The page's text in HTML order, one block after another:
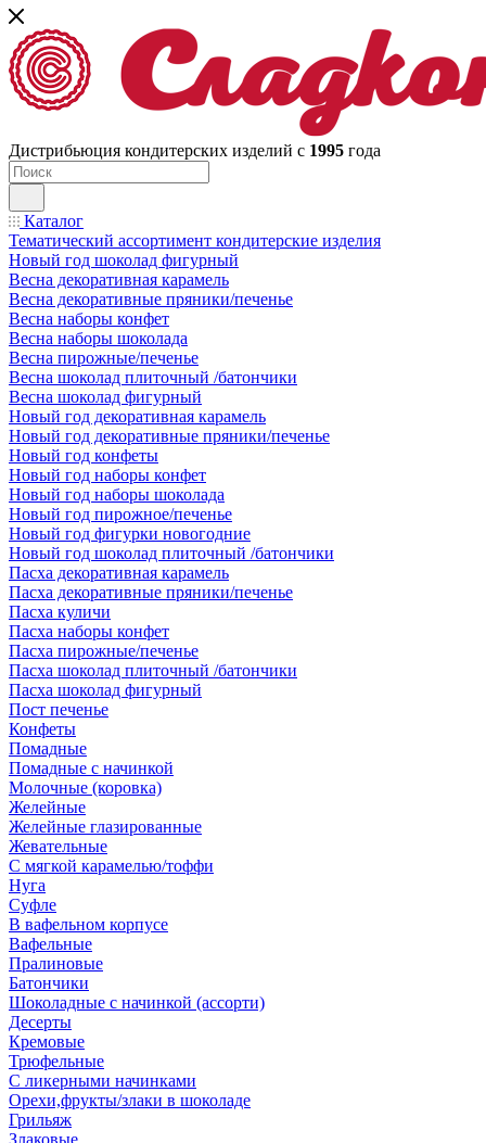
Дистрибьюция кондитерских изделий с 1995 года
Каталог
Тематический ассортимент кондитерские изделия
Новый год шоколад фигурный
Весна декоративная карамель
Весна декоративные пряники/печенье
Весна наборы конфет
Весна наборы шоколада
Весна пирожные/печенье
Весна шоколад плиточный /батончики
Весна шоколад фигурный
Новый год декоративная карамель
Новый год декоративные пряники/печенье
Новый год конфеты
Новый год наборы конфет
Новый год наборы шоколада
Новый год пирожное/печенье
Новый год фигурки новогодние
Новый год шоколад плиточный /батончики
Пасха декоративная карамель
Пасха декоративные пряники/печенье
Пасха куличи
Пасха наборы конфет
Пасха пирожные/печенье
Пасха шоколад плиточный /батончики
Пасха шоколад фигурный
Пост печенье
Конфеты
Помадные
Помадные с начинкой
Молочные (коровка)
Желейные
Желейные глазированные
Жевательные
С мягкой карамелью/тоффи
Нуга
Суфле
В вафельном корпусе
Вафельные
Пралиновые
Батончики
Шоколадные с начинкой (ассорти)
Десерты
Кремовые
Трюфельные
С ликерными начинками
Орехи,фрукты/злаки в шоколаде
Грильяж
Злаковые